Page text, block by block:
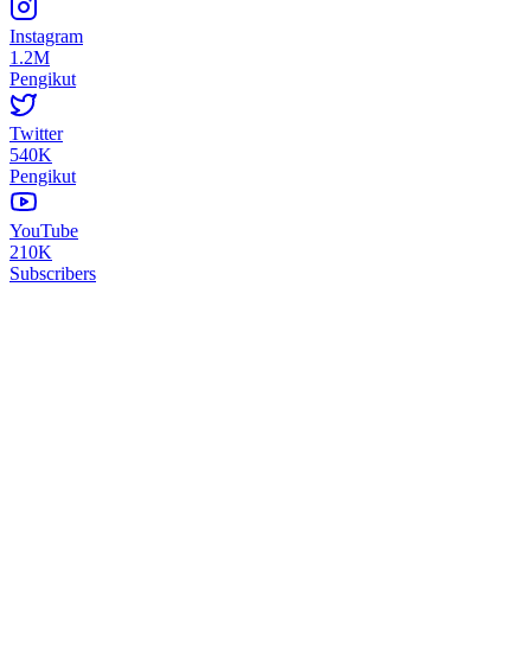
Instagram
1.2M
Pengikut
Twitter
540K
Pengikut
YouTube
210K
Subscribers